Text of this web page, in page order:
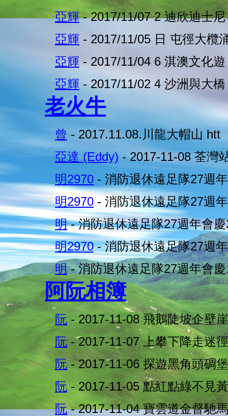
亞輝- 2017/11/07 2 迪欣迪士
亞輝 - 2017/11/05 日 屯徑大欖
亞輝 - 2017/11/04 6 淇澳文化
亞輝- 2017/11/02 4 沙洲與大
老火牛
曾 - 2017.11.08.川龍大帽山 htt
亞達 (Eddy) - 2017-11-08 荃灣
明2970 - 消防退休遠足隊27週
明2970 - 消防退休遠足隊27週
明- 消防退休遠足隊27週年會
明2970- 消防退休遠足隊27週
明- 消防退休遠足隊27週年會
阿阮相簿
阮 - 2017-11-08 飛鵝陡坡企壁崖
阮 - 2017-11-07 上攀下降走迷徑
阮- 2017-11-06 探遊黑角頭碉堡
阮 - 2017-11-05 點紅點綠不見黃
阮- 2017-11-04 寶雲道金督馳馬